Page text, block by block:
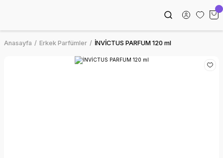
Anasayfa Erkek Parfümler İNVİCTUS PARFUM 120 ml